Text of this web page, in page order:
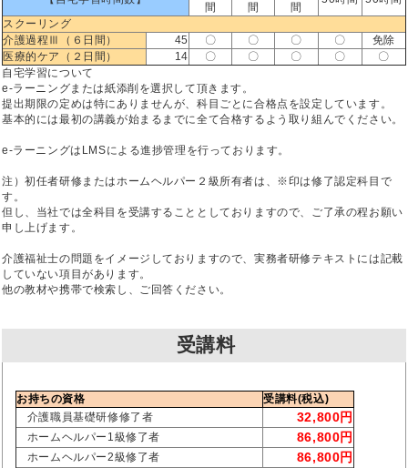
間 間 間
スクーリング
介護過程Ⅲ（６日間）
45 〇 〇 〇 〇
免除
医療的ケア（２日間）
14 〇 〇 〇 〇
〇
自宅学習について
e-ラーニングまたは紙添削を選択して頂きます。
提出期限の定めは特にありませんが、科目ごとに合格点を設定しています。
基本的には最初の講義が始まるまでに全て合格するよう取り組んでください。
e-ラーニングはLMSによる進捗管理を行っております。
注）初任者研修またはホームヘルパー２級所有者は、※印は修了認定科目で
す。
但し、当社では全科目を受講することとしておりますので、ご了承の程お願い
申し上げます。
介護福祉士の問題をイメージしておりますので、実務者研修テキストには記載
していない項目があります。
他の教材や携帯で検索し、ご回答ください。
受講料
お持ちの資格
受講料(税込)
介護職員基礎研修修了者
32,800円
ホームヘルパー1級修了者 86,800円
ホームヘルパー2級修了者 86,800円